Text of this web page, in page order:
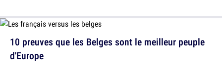
10 preuves que les Belges sont le meilleur peuple
d'Europe